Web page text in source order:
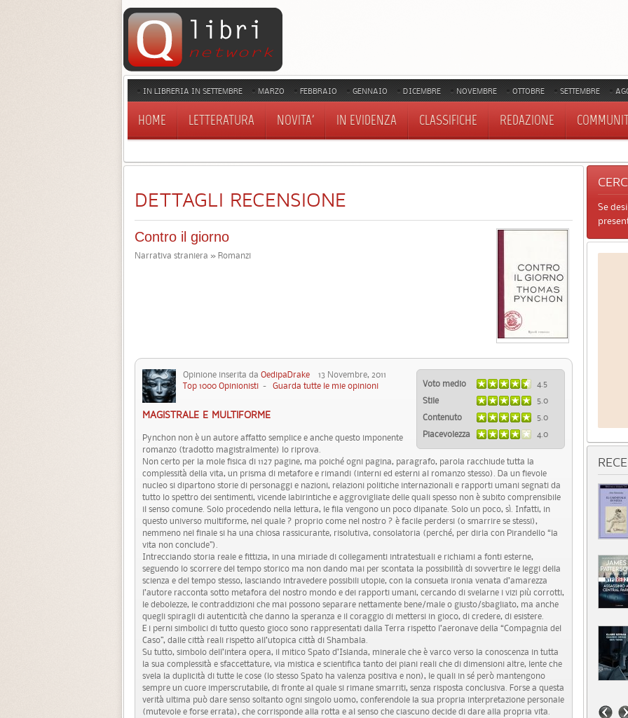
IN LIBRERIA IN SETTEMBRE MARZO FEBBRAIO GENNAIO DICEMBRE NOVEMBRE OTTOBRE SETTEMBRE
HOME LETTERATURA NOVITA' IN EVIDENZA CLASSIFICHE REDAZIONE
DETTAGLI RECENSIONE
Contro il giorno
Narrativa straniera » Romanzi
Voto medio
4.5
Stile
5.0
Contenuto
5.0
Piacevolezza
4.0
Opinione inserita da OedipaDrake 13 Novembre, 2011
Top 1000 Opinionisti - Guarda tutte le mie opinioni
MAGISTRALE E MULTIFORME
Pynchon non è un autore affatto semplice e anche questo imponente
romanzo (tradotto magistralmente) lo riprova.
Non certo per la mole fisica di 1127 pagine, ma poiché ogni pagina, paragrafo, parola racchiude tutta la
complessità della vita, un prisma di metafore e rimandi (interni ed esterni al romanzo stesso). Da un fievole
nucleo si dipartono storie di personaggi e nazioni, relazioni politiche internazionali e rapporti umani segnati da
tutto lo spettro dei sentimenti, vicende labirintiche e aggrovigliate delle quali spesso non è subito comprensibile
il senso comune. Solo procedendo nella lettura, le fila vengono un poco dipanate. Solo un poco, sì. Infatti, in
questo universo multiforme, nel quale ? proprio come nel nostro ? è facile perdersi (o smarrire se stessi),
nemmeno nel finale si ha una chiosa rassicurante, risolutiva, consolatoria (perché, per dirla con Pirandello “la
vita non conclude”).
Intrecciando storia reale e fittizia, in una miriade di collegamenti intratestuali e richiami a fonti esterne,
seguendo lo scorrere del tempo storico ma non dando mai per scontata la possibilità di sovvertire le leggi della
scienza e del tempo stesso, lasciando intravedere possibili utopie, con la consueta ironia venata d’amarezza
l’autore racconta sotto metafora del nostro mondo e dei rapporti umani, cercando di svelarne i vizi più corrotti,
le debolezze, le contraddizioni che mai possono separare nettamente bene/male o giusto/sbagliato, ma anche
quegli spiragli di autenticità che danno la speranza e il coraggio di mettersi in gioco, di credere, di esistere.
E i perni simbolici di tutto questo gioco sono rappresentati dalla Terra rispetto l’aeronave della “Compagnia del
Caso”, dalle città reali rispetto all’utopica città di Shambala.
Su tutto, simbolo dell’intera opera, il mitico Spato d’Islanda, minerale che è varco verso la conoscenza in tutta
la sua complessità e sfaccettature, via mistica e scientifica tanto dei piani reali che di dimensioni altre, lente che
svela la duplicità di tutte le cose (lo stesso Spato ha valenza positiva e non), le quali in sé però mantengono
sempre un cuore imperscrutabile, di fronte al quale si rimane smarriti, senza risposta conclusiva. Forse a questa
verità ultima può dare senso soltanto ogni singolo uomo, conferendole la sua propria interpretazione personale
(mutevole e forse errata), che corrisponde alla rotta e al senso che ciascuno decide di dare alla propria vita.
Se